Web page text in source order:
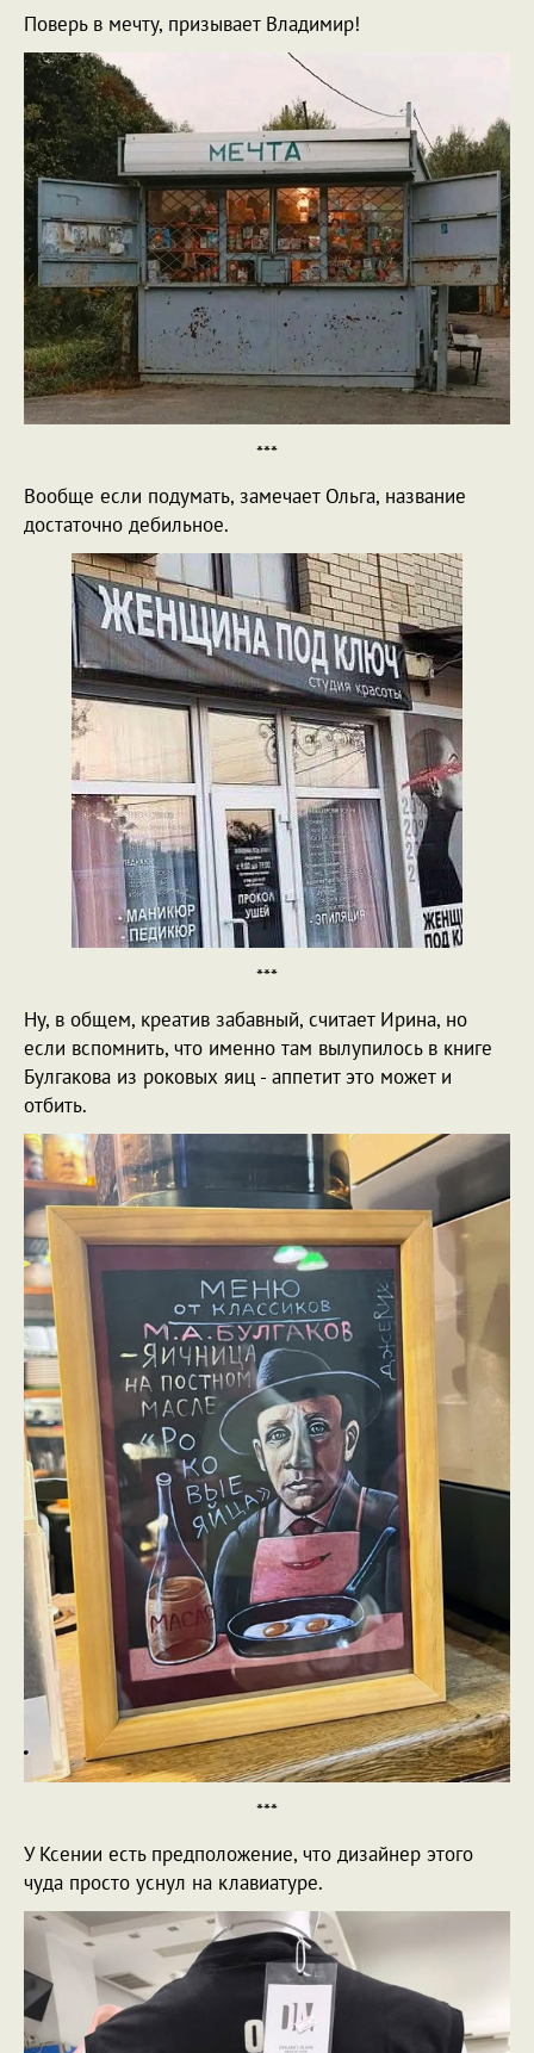
Поверь в мечту, призывает Владимир!
***
Вообще если подумать, замечает Ольга, название
достаточно дебильное.
***
Ну, в общем, креатив забавный, считает Ирина, но
если вспомнить, что именно там вылупилось в книге
Булгакова из роковых яиц - аппетит это может и
отбить.
***
У Ксении есть предположение, что дизайнер этого
чуда просто уснул на клавиатуре.